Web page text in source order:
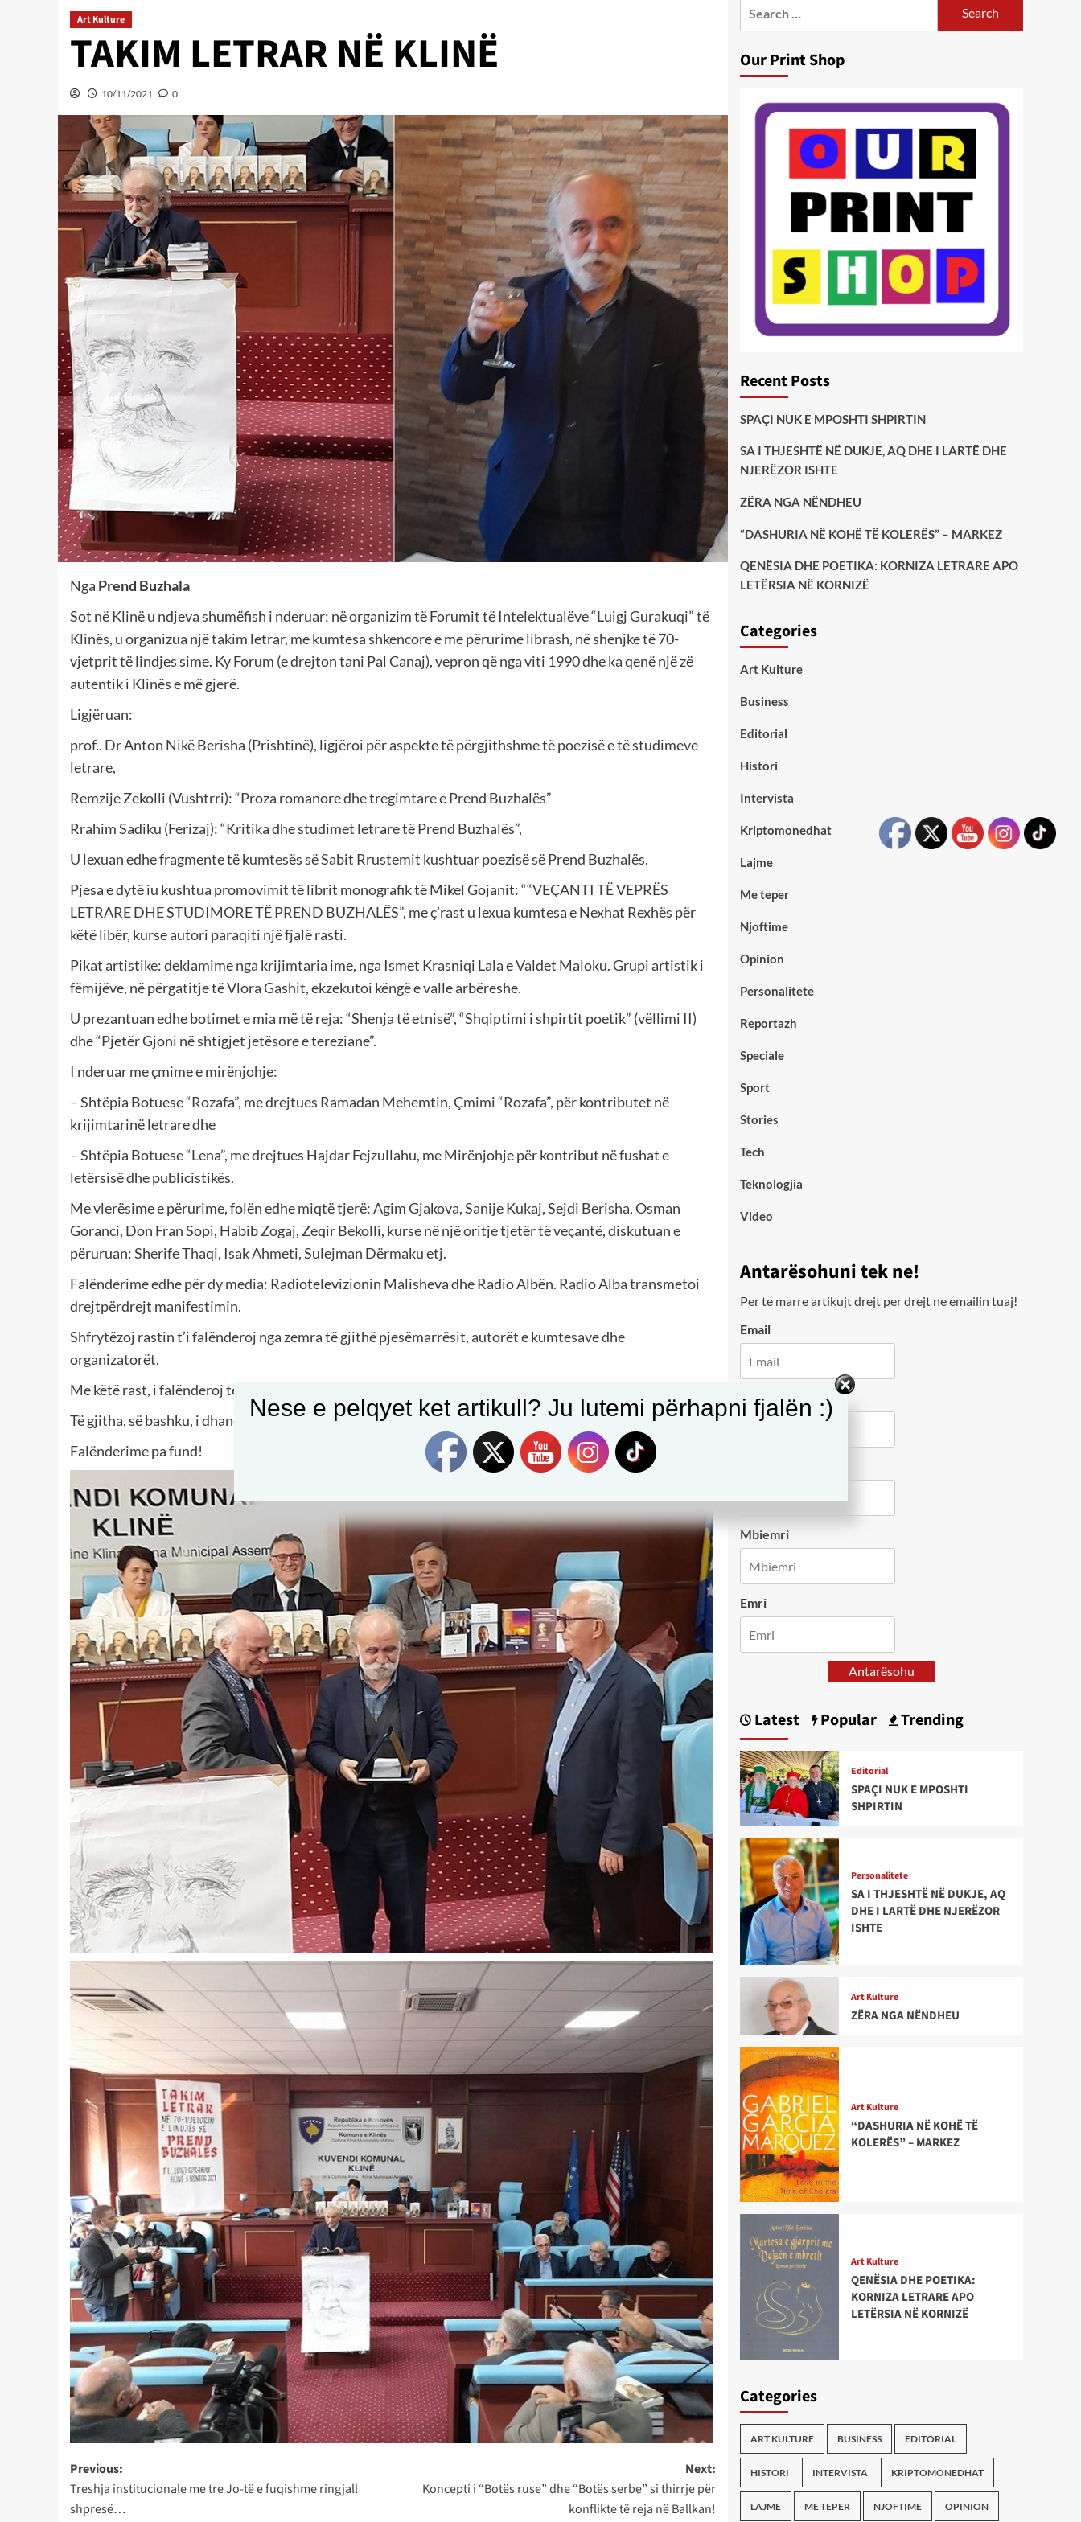
Art Kulture
TAKIM LETRAR NË KLINË
10/11/2021 0
Nga Prend Buzhala
Sot në Klinë u ndjeva shumëfish i nderuar: në organizim të Forumit të Intelektualëve “Luigj Gurakuqi” të
Klinës, u organizua një takim letrar, me kumtesa shkencore e me përurime librash, në shenjke të 70-
vjetprit të lindjes sime. Ky Forum (e drejton tani Pal Canaj), vepron që nga viti 1990 dhe ka qenë një zë
autentik i Klinës e më gjerë.
Ligjëruan:
prof.. Dr Anton Nikë Berisha (Prishtinë), ligjëroi për aspekte të përgjithshme të poezisë e të studimeve
letrare,
Remzije Zekolli (Vushtrri): “Proza romanore dhe tregimtare e Prend Buzhalës”
Rrahim Sadiku (Ferizaj): “Kritika dhe studimet letrare të Prend Buzhalës”,
U lexuan edhe fragmente të kumtesës së Sabit Rrustemit kushtuar poezisë së Prend Buzhalës.
Pjesa e dytë iu kushtua promovimit të librit monografik të Mikel Gojanit: ““VEÇANTI TË VEPRËS
LETRARE DHE STUDIMORE TË PREND BUZHALËS”, me ç’rast u lexua kumtesa e Nexhat Rexhës për
këtë libër, kurse autori paraqiti një fjalë rasti.
Pikat artistike: deklamime nga krijimtaria ime, nga Ismet Krasniqi Lala e Valdet Maloku. Grupi artistik i
fëmijëve, në përgatitje të Vlora Gashit, ekzekutoi këngë e valle arbëreshe.
U prezantuan edhe botimet e mia më të reja: “Shenja të etnisë”, “Shqiptimi i shpirtit poetik” (vëllimi II)
dhe “Pjetër Gjoni në shtigjet jetësore e tereziane”.
I nderuar me çmime e mirënjohje:
– Shtëpia Botuese “Rozafa”, me drejtues Ramadan Mehemtin, Çmimi “Rozafa”, për kontributet në
krijimtarinë letrare dhe
– Shtëpia Botuese “Lena”, me drejtues Hajdar Fejzullahu, me Mirënjohje për kontribut në fushat e
letërsisë dhe publicistikës.
Me vlerësime e përurime, folën edhe miqtë tjerë: Agim Gjakova, Sanije Kukaj, Sejdi Berisha, Osman
Goranci, Don Fran Sopi, Habib Zogaj, Zeqir Bekolli, kurse në një oritje tjetër të veçantë, diskutuan e
përuruan: Sherife Thaqi, Isak Ahmeti, Sulejman Dërmaku etj.
Falënderime edhe për dy media: Radiotelevizionin Malisheva dhe Radio Albën. Radio Alba transmetoi
drejtpërdrejt manifestimin.
Shfrytëzoj rastin t’i falënderoj nga zemra të gjithë pjesëmarrësit, autorët e kumtesave dhe
organizatorët.
Me këtë rast, i falënderoj të gjithë ata miq që gjatë këtyre ditëve, pa pushim, më kanë uruar e përgëzuar!
Të gjitha, së bashku, i dhanë kuptim e karakter festiv kësaj ditëlindjeje!
Falënderime pa fund!
Post
navigation
Previous:
Treshja institucionale me tre Jo-të e fuqishme ringjall
shpresë…
Next:
Koncepti i “Botës ruse” dhe “Botës serbe” si thirrje për
konflikte të reja në Ballkan!
Our Print Shop
Recent Posts
SPAÇI NUK E MPOSHTI SHPIRTIN
SA I THJESHTË NË DUKJE, AQ DHE I LARTË DHE
NJERËZOR ISHTE
ZËRA NGA NËNDHEU
“DASHURIA NË KOHË TË KOLERËS” – MARKEZ
QENËSIA DHE POETIKA: KORNIZA LETRARE APO
LETËRSIA NË KORNIZË
Categories
Art Kulture
Business
Editorial
Histori
Intervista
Kriptomonedhat
Lajme
Me teper
Njoftime
Opinion
Personalitete
Reportazh
Speciale
Sport
Stories
Tech
Teknologjia
Video
Antarësohuni tek ne!
Per te marre artikujt drejt per drejt ne emailin tuaj!
Email
City
Mbiemri
Emri
Antarësohu
Latest Popular Trending
Editorial
SPAÇI NUK E MPOSHTI
SHPIRTIN
Personalitete
SA I THJESHTË NË DUKJE, AQ
DHE I LARTË DHE NJERËZOR
ISHTE
Art Kulture
ZËRA NGA NËNDHEU
Art Kulture
“DASHURIA NË KOHË TË
KOLERËS” – MARKEZ
Art Kulture
QENËSIA DHE POETIKA:
KORNIZA LETRARE APO
LETËRSIA NË KORNIZË
Categories
ART KULTURE BUSINESS EDITORIAL
HISTORI INTERVISTA KRIPTOMONEDHAT
LAJME ME TEPER NJOFTIME OPINION
Nese e pelqyet ket artikull? Ju lutemi përhapni fjalën :)